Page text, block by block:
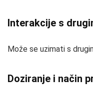
Interakcije s
Može se uzimati s
Doziranje i način